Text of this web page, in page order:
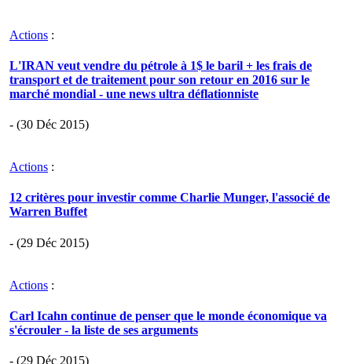
Actions :
L'IRAN veut vendre du pétrole à 1$ le baril + les frais de
transport et de traitement pour son retour en 2016 sur le
marché mondial - une news ultra déflationniste
- (30 Déc 2015)
Actions :
12 critères pour investir comme Charlie Munger, l'associé de
Warren Buffet
- (29 Déc 2015)
Actions :
Carl Icahn continue de penser que le monde économique va
s'écrouler - la liste de ses arguments
- (29 Déc 2015)